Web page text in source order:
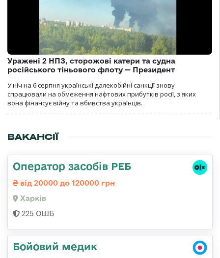
Уражені 2 НПЗ, сторожові катери та судна
російського тіньового флоту — Президент
У ніч на 6 серпня українські далекобійні санкції знову
спрацювали на обмеження нафтових прибутків росії, з яких
вона фінансує війну та вбивства українців.
ВАКАНСІЇ
Оператор засобів РЕБ
від 20000 до 120000 грн
Харків
225 ОШБ
Бойовий медик